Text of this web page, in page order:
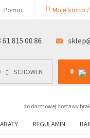
Pomoc Moje konto
61 815 00 86
SCHOWEK 0
do darmowej dostawy
REGULAMIN
0 SCHOWEK 0